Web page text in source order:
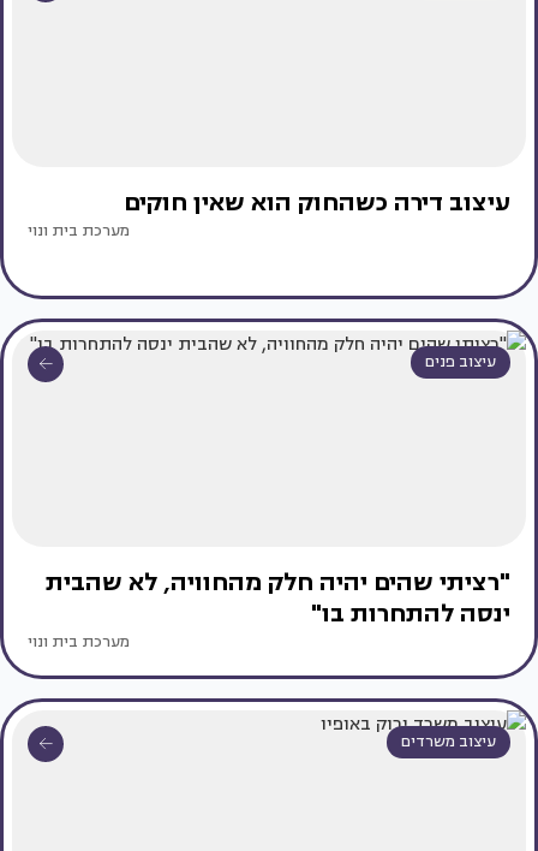
עיצוב דירה כשהחוק הוא שאין חוקים
מערכת בית ונוי
עיצוב פנים
"רציתי שהים יהיה חלק מהחוויה, לא שהבית
ינסה להתחרות בו"
מערכת בית ונוי
עיצוב משרדים